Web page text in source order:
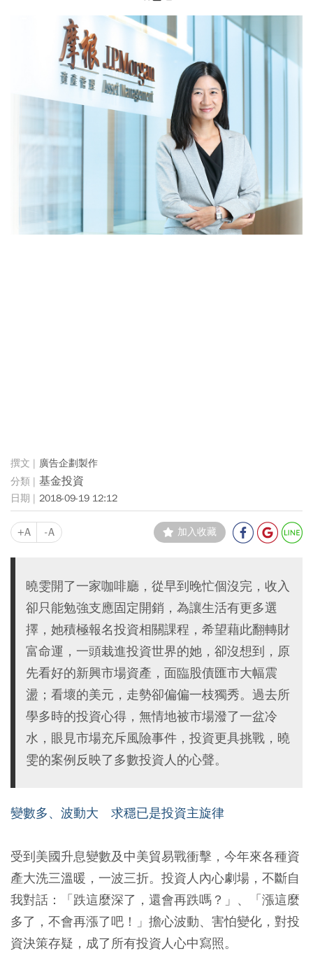
廣告企劃製作
基金投資
2018-09-19 12:12
+A -A 加入收藏
曉雯開了一家咖啡廳，從早到晚忙個沒完，收入
卻只能勉強支應固定開銷，為讓生活有更多選
擇，她積極報名投資相關課程，希望藉此翻轉財
富命運，一頭栽進投資世界的她，卻沒想到，原
先看好的新興市場資產，面臨股債匯市大幅震
盪；看壞的美元，走勢卻偏偏一枝獨秀。過去所
學多時的投資心得，無情地被市場潑了一盆冷
水，眼見市場充斥風險事件，投資更具挑戰，曉
雯的案例反映了多數投資人的心聲。
變數多、波動大 求穩已是投資主旋律
受到美國升息變數及中美貿易戰衝擊，今年來各種資
產大洗三溫暖，一波三折。投資人內心劇場，不斷自
我對話：「跌這麼深了，還會再跌嗎？」、「漲這麼
多了，不會再漲了吧！」擔心波動、害怕變化，對投
資決策存疑，成了所有投資人心中寫照。